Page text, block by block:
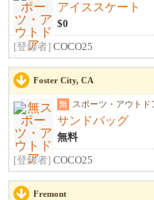
アイススケート
$0
[登録者] COCO25
Foster City, CA
無 スポーツ・アウトド
サンドバッグ
無料
[登録者] COCO25
Fremont